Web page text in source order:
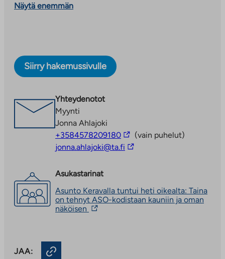
vastaavasta asunnosta.
Keskipellonkatu sijaitsee vehreällä ja rauhallisella
erinomaisesti lapsiperheille. Taloyhtiössä on turvallinen
leikkipiha ja tontti rajautuu omakotitaloalueeseen.
Lähimmät koulut ja päiväkodit ovat noin kilometrin
päässä ja Keravan keskustaan on matkaa noin kaksi
Näytä enemmän
Siirry hakemussivulle
Yhteydenotot
Myynti
Jonna Ahlajoki
+3584578209180Linkki
vie
(vain puhelut)
jonna.ahlajoki@ta.fi Linkki
Asukastarinat
Asunto Keravalla tuntui heti oikealta: Taina
on tehnyt ASO-kodistaan kauniin ja oman
näköisen Linkki
JAA: